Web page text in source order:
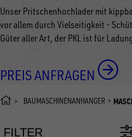
Unser Pritschenhochlader mit
vor allem durch Vielseitigkeit -
Güter aller Art, der PKL ist für
PREIS ANFRAGEN
BAUMASCHINENANHÄNGER
FILTER